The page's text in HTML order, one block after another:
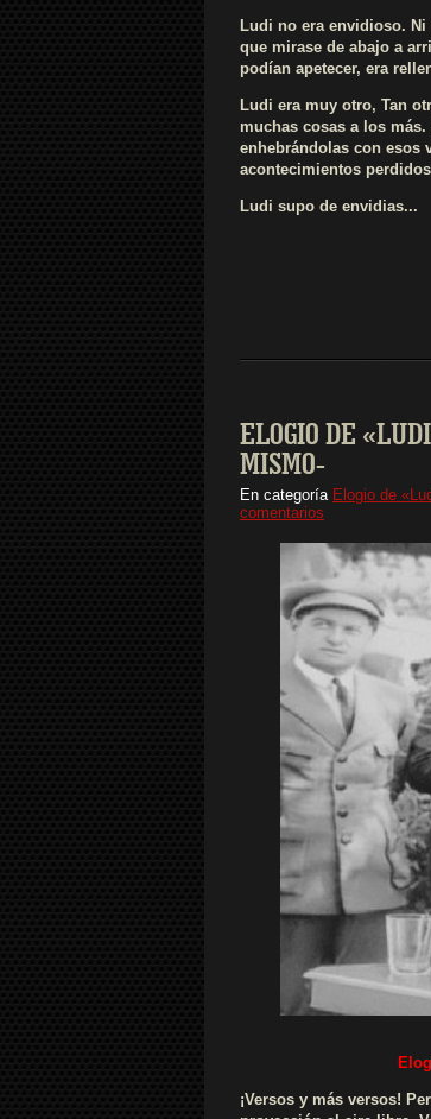
Ludi no era envidioso.
que mirase de abajo a
podían apetecer, era
Ludi era muy otro, Tan
muchas cosas a los
enhebrándolas con esos
acontecimientos
Ludi supo de envidias...
ELOGIO DE
MISMO-
En categoría Elogio de
comentarios
¡Versos y más versos!